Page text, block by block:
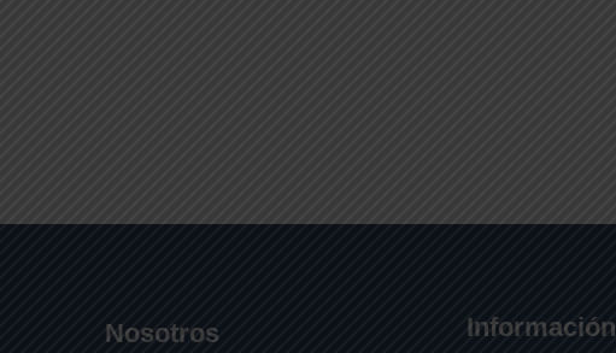
Nosotros Información